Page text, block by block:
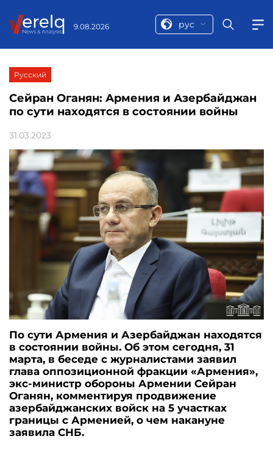
9.08.2026 рус
Русский
Сейран Оганян: Армения и Азербайджан
по сути находятся в состоянии войны
31.03.2023
По сути Армения и Азербайджан находятся
в состоянии войны. Об этом сегодня, 31
марта, в беседе с журналистами заявил
глава оппозиционной фракции «Армения»,
экс-министр обороны Армении Сейран
Оганян, комментируя продвижение
азербайджанских войск на 5 участках
границы с Арменией, о чем накануне
заявила СНБ.